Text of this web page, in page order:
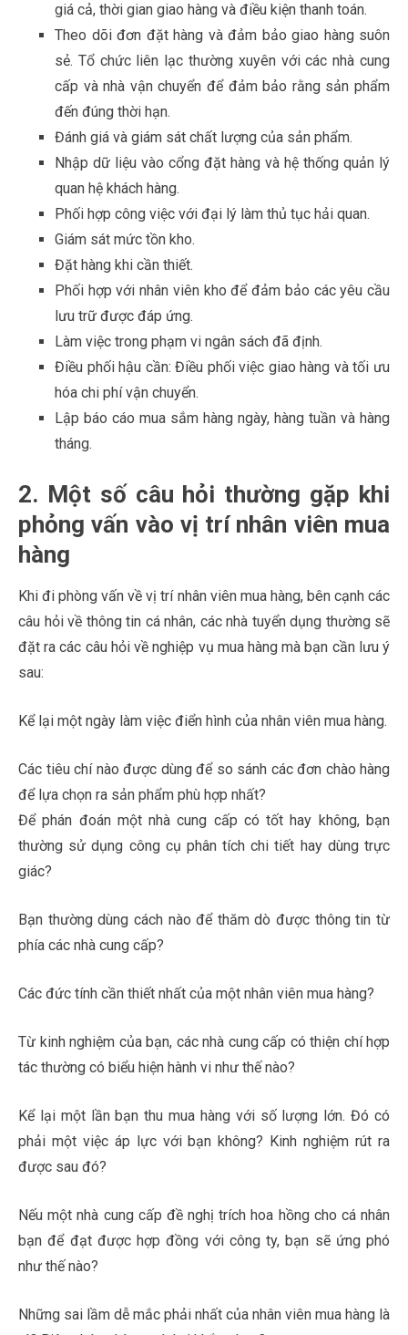
giá cả, thời gian giao hàng và điều kiện thanh toán.
Theo dõi đơn đặt hàng và đảm bảo giao hàng suôn
sẻ. Tổ chức liên lạc thường xuyên với các nhà cung
cấp và nhà vận chuyển để đảm bảo rằng sản phẩm
đến đúng thời hạn.
Đánh giá và giám sát chất lượng của sản phẩm.
Nhập dữ liệu vào cổng đặt hàng và hệ thống quản lý
quan hệ khách hàng.
Phối hợp công việc với đại lý làm thủ tục hải quan.
Giám sát mức tồn kho.
Đặt hàng khi cần thiết.
Phối hợp với nhân viên kho để đảm bảo các yêu cầu
lưu trữ được đáp ứng.
Làm việc trong phạm vi ngân sách đã định.
Điều phối hậu cần: Điều phối việc giao hàng và tối ưu
hóa chi phí vận chuyển.
Lập báo cáo mua sắm hàng ngày, hàng tuần và hàng
tháng.
2. Một số câu hỏi thường gặp khi
phỏng vấn vào vị trí nhân viên mua
hàng
Khi đi phòng vấn về vị trí nhân viên mua hàng, bên cạnh các
câu hỏi về thông tin cá nhân, các nhà tuyển dụng thường sẽ
đặt ra các câu hỏi về nghiệp vụ mua hàng mà bạn cần lưu ý
sau:
Kể lại một ngày làm việc điển hình của nhân viên mua hàng.
Các tiêu chí nào được dùng để so sánh các đơn chào hàng
để lựa chọn ra sản phẩm phù hợp nhất?
Để phán đoán một nhà cung cấp có tốt hay không, bạn
thường sử dụng công cụ phân tích chi tiết hay dùng trực
giác?
Bạn thường dùng cách nào để thăm dò được thông tin từ
phía các nhà cung cấp?
Các đức tính cần thiết nhất của một nhân viên mua hàng?
Từ kinh nghiệm của bạn, các nhà cung cấp có thiện chí hợp
tác thường có biểu hiện hành vi như thế nào?
Kể lại một lần bạn thu mua hàng với số lượng lớn. Đó có
phải một việc áp lực với bạn không? Kinh nghiệm rút ra
được sau đó?
Nếu một nhà cung cấp đề nghị trích hoa hồng cho cá nhân
bạn để đạt được hợp đồng với công ty, bạn sẽ ứng phó
như thế nào?
Những sai lầm dễ mắc phải nhất của nhân viên mua hàng là